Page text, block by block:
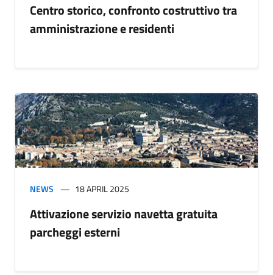
Centro storico, confronto costruttivo tra
amministrazione e residenti
NEWS 18 APRIL 2025
Attivazione servizio navetta gratuita
parcheggi esterni